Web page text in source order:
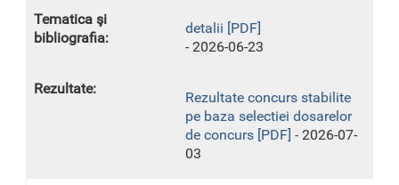
detalii [PDF]
- 2026-06-23
Rezultate concurs stabilite
pe baza selectiei dosarelor
de concurs [PDF] - 2026-07-
03